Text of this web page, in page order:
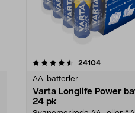
24104
AA-batterier
Varta Longlife Power
24 pk
4.5av 5 stjerner